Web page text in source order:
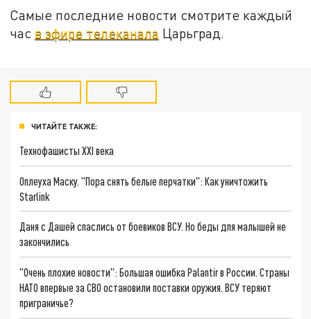
Самые последние новости смотрите каждый
час в эфире телеканала Царьград.
ЧИТАЙТЕ ТАКЖЕ:
Технофашисты XXI века
Оплеуха Маску. "Пора снять белые перчатки": Как уничтожить
Starlink
Даня с Дашей спаслись от боевиков ВСУ. Но беды для малышей не
закончились
"Очень плохие новости": Большая ошибка Palantir в России. Страны
НАТО впервые за СВО остановили поставки оружия. ВСУ теряют
приграничье?